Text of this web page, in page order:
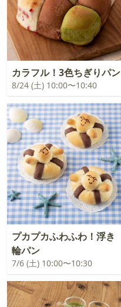
カラフル！3色ちぎりパン
8/24 (土) 10:00〜10:40
プカプカふわふわ！浮き
輪パン
7/6 (土) 10:00〜10:30